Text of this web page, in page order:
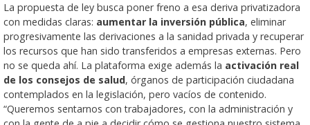
La propuesta de ley busca poner freno a esa deriva privatizadora
con medidas claras: aumentar la inversión pública, eliminar
progresivamente las derivaciones a la sanidad privada y recuperar
los recursos que han sido transferidos a empresas externas. Pero
no se queda ahí. La plataforma exige además la activación real
de los consejos de salud, órganos de participación ciudadana
contemplados en la legislación, pero vacíos de contenido.
“Queremos sentarnos con trabajadores, con la administración y